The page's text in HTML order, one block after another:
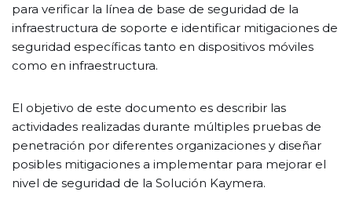
para verificar la línea de base de seguridad de la
infraestructura de soporte e identificar mitigaciones de
seguridad específicas tanto en dispositivos móviles
como en infraestructura.
El objetivo de este documento es describir las
actividades realizadas durante múltiples pruebas de
penetración por diferentes organizaciones y diseñar
posibles mitigaciones a implementar para mejorar el
nivel de seguridad de la Solución Kaymera.